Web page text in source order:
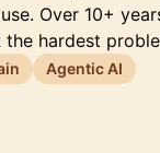
Over 10+
the hardest
Agentic AI